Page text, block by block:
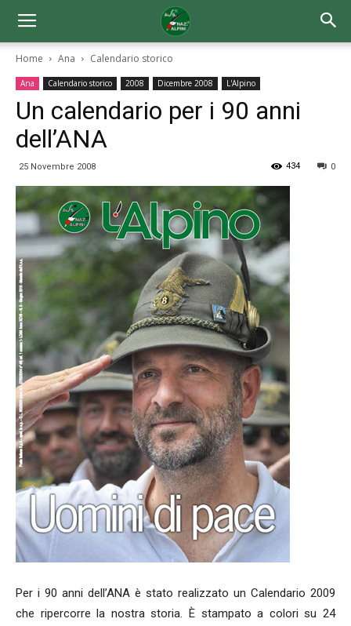
Home Ana Calendario storico
Ana Calendario storico 2008 Dicembre 2008 L'Alpino
Un calendario per i 90 anni
dell’ANA
25 Novembre 2008 0
434
Per i 90 anni dell’ANA è stato realizzato un Calendario 2009
che ripercorre la nostra storia. È stampato a colori su 24